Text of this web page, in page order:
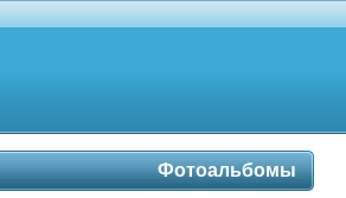
Фотоальбомы